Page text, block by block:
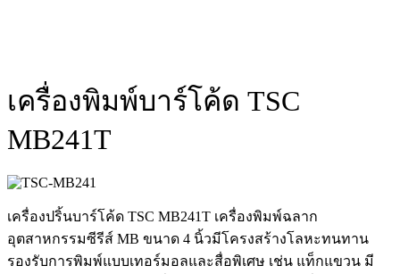
เครื่องพิมพ์บาร์โค้ด TSC
MB241T
เครื่องปริ้นบาร์โค้ด TSC MB241T เครื่องพิมพ์ฉลาก
อุตสาหกรรมซีรีส์ MB ขนาด 4 นิ้วมีโครงสร้างโลหะทนทาน
รองรับการพิมพ์แบบเทอร์มอลและสื่อพิเศษ เช่น แท็กแขวน มี